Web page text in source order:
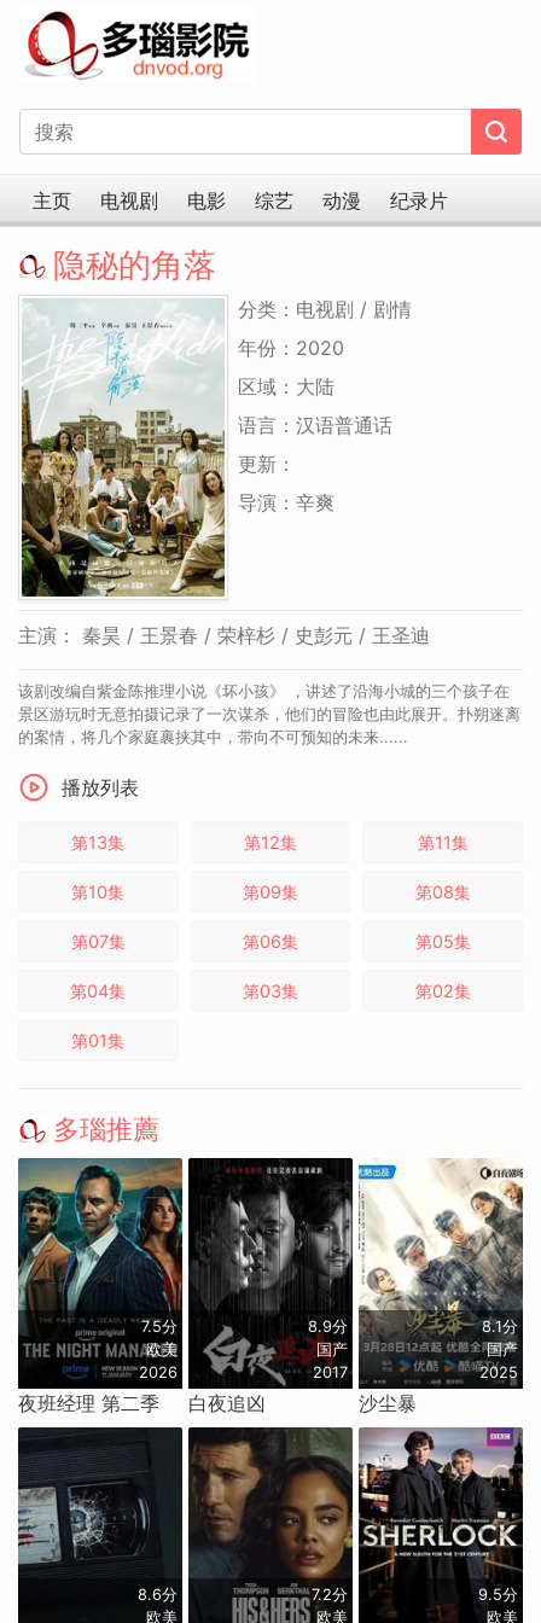
主页 电视剧 电影 综艺 动漫 纪录片
隐秘的角落
分类：电视剧 / 剧情
年份：2020
区域：大陆
语言：汉语普通话
更新：
导演：辛爽
主演： 秦昊 / 王景春 / 荣梓杉 / 史彭元 / 王圣迪
该剧改编自紫金陈推理小说《坏小孩》 ，讲述了沿海小城的三个孩子在
景区游玩时无意拍摄记录了一次谋杀，他们的冒险也由此展开。扑朔迷离
的案情，将几个家庭裹挟其中，带向不可预知的未来......
播放列表
第13集 第12集 第11集
第10集 第09集 第08集
第07集 第06集 第05集
第04集 第03集 第02集
第01集
多瑙推薦
7.5分
欧美
2026
夜班经理 第二季
8.9分
国产
2017
白夜追凶
8.1分
国产
2025
沙尘暴
8.6分
欧美
7.2分
欧美
9.5分
欧美